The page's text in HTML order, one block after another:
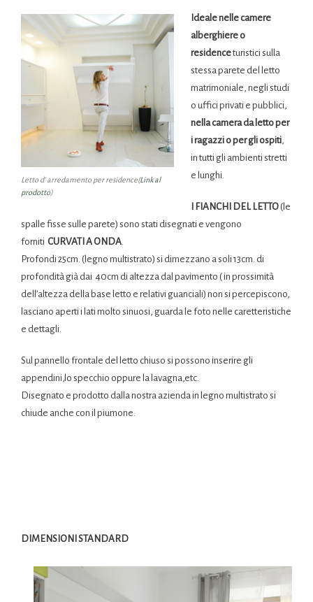
Letto d’ arredamento per residence(Link al
prodotto)
Ideale nelle camere
alberghiere o
residenceturistici sulla
stessa parete del letto
matrimoniale, negli studi
o uffici privati e pubblici,
nella camera da letto per
i ragazzi o per gli ospiti,
in tutti gli ambienti stretti
e lunghi.
I FIANCHI DEL LETTO (le
spalle fisse sulle parete) sono stati disegnati e vengono
forniti CURVATI A ONDA.
Profondi 25cm. (legno multistrato) si dimezzano a soli 13cm. di
profondità già dai 40cm di altezza dal pavimento ( in prossimità
dell’altezza della base letto e relativi guanciali) non si percepiscono,
lasciano aperti i lati molto sinuosi, guarda le foto nelle caretteristiche
e dettagli.
Sul pannello frontale del letto chiuso si possono inserire gli
appendini,lo specchio oppure la lavagna,etc.
Disegnato e prodotto dalla nostra azienda in legno multistrato si
chiude anche con il piumone.
DIMENSIONI STANDARD